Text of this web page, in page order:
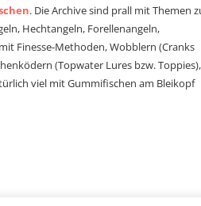
. Die Archive sind prall mit Themen
Hechtangeln, Forellenangeln,
Finesse-Methoden, Wobblern (Cranks
(Topwater Lures bzw. Toppies),
viel mit Gummifischen am Bleikopf